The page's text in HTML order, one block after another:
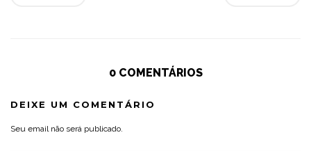
0 COMENTÁRIOS
DEIXE UM COMENTÁRIO
Seu email não será publicado.